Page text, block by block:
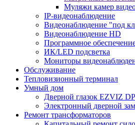
Муляжи камер
IP-видеонаблюдение
Видеонаблюдение "под
Видеонаблюдение HD
Программное
ИК/LED подсветка
Мониторы
Обслуживание
Тепловизионный терминал
Умный дом
Дверной глазок EZVIZ
Электронный дверной
Ремонт трансформаторов